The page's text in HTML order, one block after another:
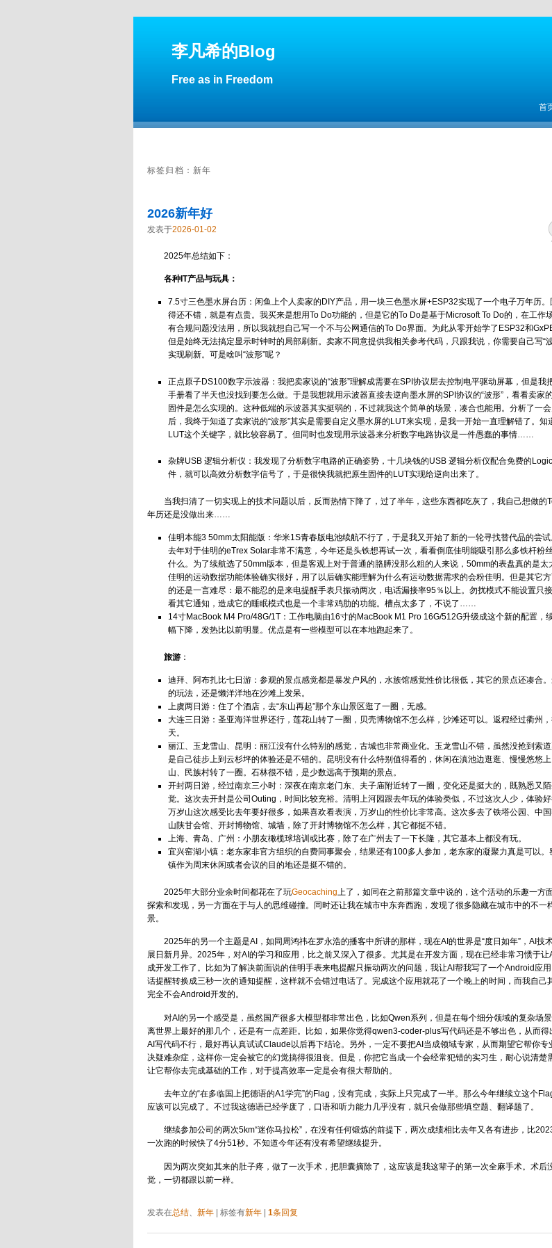
李凡希的Blog
Free as in Freedom
主菜
首
标签归档： 新年
2026新年好
发表于2026-01-02
2025年总结如下：
各种IT产品与玩具：
7.5寸三色墨水屏台历：闲鱼上个人卖家的DIY产品，用一块三色墨水屏+ESP32实现了一个电子万年历。
得还不错，就是有点贵。我买来是想用To Do功能的，但是它的To Do是基于Microsoft To Do的，在工作
有合规问题没法用，所以我就想自己写一个不与公网通信的To Do界面。为此从零开始学了ESP32和
但是始终无法搞定显示时钟时的局部刷新。卖家不同意提供我相关参考代码，只跟我说，你需要自己写“
实现刷新。可是啥叫“波形”呢？
正点原子DS100数字示波器：我把卖家说的“波形”理解成需要在SPI协议层去控制电平驱动屏幕，但是我
手册看了半天也没找到要怎么做。于是我想就用示波器直接去逆向墨水屏的SPI协议的“波形”，看看卖家
固件是怎么实现的。这种低端的示波器其实挺弱的，不过就我这个简单的场景，凑合也能用。分析了一
后，我终于知道了卖家说的“波形”其实是需要自定义墨水屏的LUT来实现，是我一开始一直理解错了。知
LUT这个关键字，就比较容易了。但同时也发现用示波器来分析数字电路协议是一件愚蠢的事情……
杂牌USB 逻辑分析仪：我发现了分析数字电路的正确姿势，十几块钱的USB 逻辑分析仪配合免费的
件，就可以高效分析数字信号了，于是很快我就把原生固件的LUT实现给逆向出来了。
当我扫清了一切实现上的技术问题以后，反而热情下降了，过了半年，这些东西都吃灰了，我自己想做的
年历还是没做出来……
佳明本能3 50mm太阳能版：华米1S青春版电池续航不行了，于是我又开始了新的一轮寻找替代品的尝
去年对于佳明的eTrex Solar非常不满意，今年还是头铁想再试一次，看看倒底佳明能吸引那么多铁杆粉
什么。为了续航选了50mm版本，但是客观上对于普通的胳膊没那么粗的人来说，50mm的表盘真的是太
佳明的运动数据功能体验确实很好，用了以后确实能理解为什么有运动数据需求的会粉佳明。但是其它
的还是一言难尽：最不能忍的是来电提醒手表只振动两次，电话漏接率95％以上。勿扰模式不能设置只
看其它通知，造成它的睡眠模式也是一个非常鸡肋的功能。槽点太多了，不说了……
14寸MacBook M4 Pro/48G/1T：工作电脑由16寸的MacBook M1 Pro 16G/512G升级成这个新的配置，
幅下降，发热比以前明显。优点是有一些模型可以在本地跑起来了。
旅游 ：
迪拜、阿布扎比七日游：参观的景点感觉都是暴发户风的，水族馆感觉性价比很低，其它的景点还凑合
的玩法，还是懒洋洋地在沙滩上发呆。
上虞两日游：住了个酒店，去“东山再起”那个东山景区逛了一圈，无感。
大连三日游：圣亚海洋世界还行，莲花山转了一圈，贝壳博物馆不怎么样，沙滩还可以。返程经过衢州
天。
丽江、玉龙雪山、昆明：丽江没有什么特别的感觉，古城也非常商业化。玉龙雪山不错，虽然没抢到索
是自己徒步上到云杉坪的体验还是不错的。昆明没有什么特别值得看的，休闲在滇池边逛逛、慢慢悠悠
山、民族村转了一圈。石林很不错，是少数远高于预期的景点。
开封两日游，经过南京三小时：深夜在南京老门东、夫子庙附近转了一圈，变化还是挺大的，既熟悉又
觉。这次去开封是公司Outing，时间比较充裕。清明上河园跟去年玩的体验类似，不过这次人少，体验好
万岁山这次感受比去年要好很多，如果喜欢看表演，万岁山的性价比非常高。这次多去了铁塔公园、中国
山陕甘会馆、开封博物馆、城墙，除了开封博物馆不怎么样，其它都挺不错。
上海、青岛、广州：小朋友橄榄球培训或比赛，除了在广州去了一下长隆，其它基本上都没有玩。
宜兴窑湖小镇：老东家非官方组织的自费同事聚会，结果还有100多人参加，老东家的凝聚力真是可以。
镇作为周末休闲或者会议的目的地还是挺不错的。
2025年大部分业余时间都花在了玩Geocaching 上了，如同在之前那篇文章中说的，这个活动的乐趣一方
探索和发现，另一方面在于与人的思维碰撞。同时还让我在城市中东奔西跑，发现了很多隐藏在城市中的不一
景。
2025年的另一个主题是AI，如同周鸿祎在罗永浩的播客中所讲的那样，现在AI的世界是“度日如年”，AI技
展日新月异。2025年，对AI的学习和应用，比之前又深入了很多。尤其是在开发方面，现在已经非常习惯于让
成开发工作了。比如为了解决前面说的佳明手表来电提醒只振动两次的问题，我让AI帮我写了一个Android应
话提醒转换成三秒一次的通知提醒，这样就不会错过电话了。完成这个应用就花了一个晚上的时间，而我自己
完全不会Android开发的。
对AI的另一个感受是，虽然国产很多大模型都非常出色，比如Qwen系列，但是在每个细分领域的复杂场
离世界上最好的那几个，还是有一点差距。比如，如果你觉得qwen3-coder-plus写代码还是不够出色，从而得
AI写代码不行，最好再认真试试Claude以后再下结论。另外，一定不要把AI当成领域专家，从而期望它帮你专
决疑难杂症，这样你一定会被它的幻觉搞得很沮丧。但是，你把它当成一个会经常犯错的实习生，耐心说清楚
让它帮你去完成基础的工作，对于提高效率一定是会有很大帮助的。
去年立的“在多临国上把德语的A1学完”的Flag，没有完成，实际上只完成了一半。那么今年继续立这个
应该可以完成了。不过我这德语已经学废了，口语和听力能力几乎没有，就只会做那些填空题、翻译题了。
继续参加公司的两次5km“迷你马拉松”，在没有任何锻炼的前提下，两次成绩相比去年又各有进步，比
一次跑的时候快了4分51秒。不知道今年还有没有希望继续提升。
因为两次突如其来的肚子疼，做了一次手术，把胆囊摘除了，这应该是我这辈子的第一次全麻手术。术后
觉，一切都跟以前一样。
发表在总结、 新年 标签有新年 1条回复